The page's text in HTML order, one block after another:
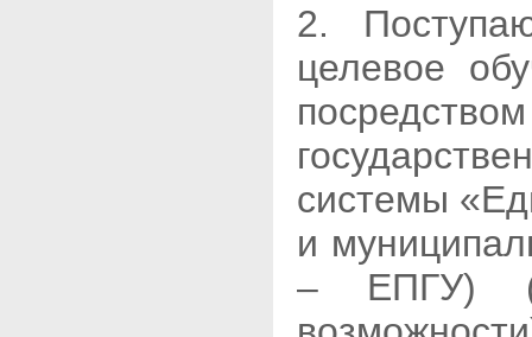
2.
целевое
системы
и
– ЕПГУ)